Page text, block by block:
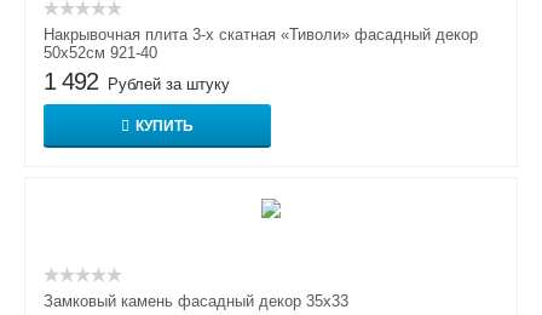
Накрывочная плита 3-х скатная «Тиволи» фасадный декор
50х52см 921-40
1 492 Рублей за штуку
КУПИТЬ
Замковый камень фасадный декор 35х33